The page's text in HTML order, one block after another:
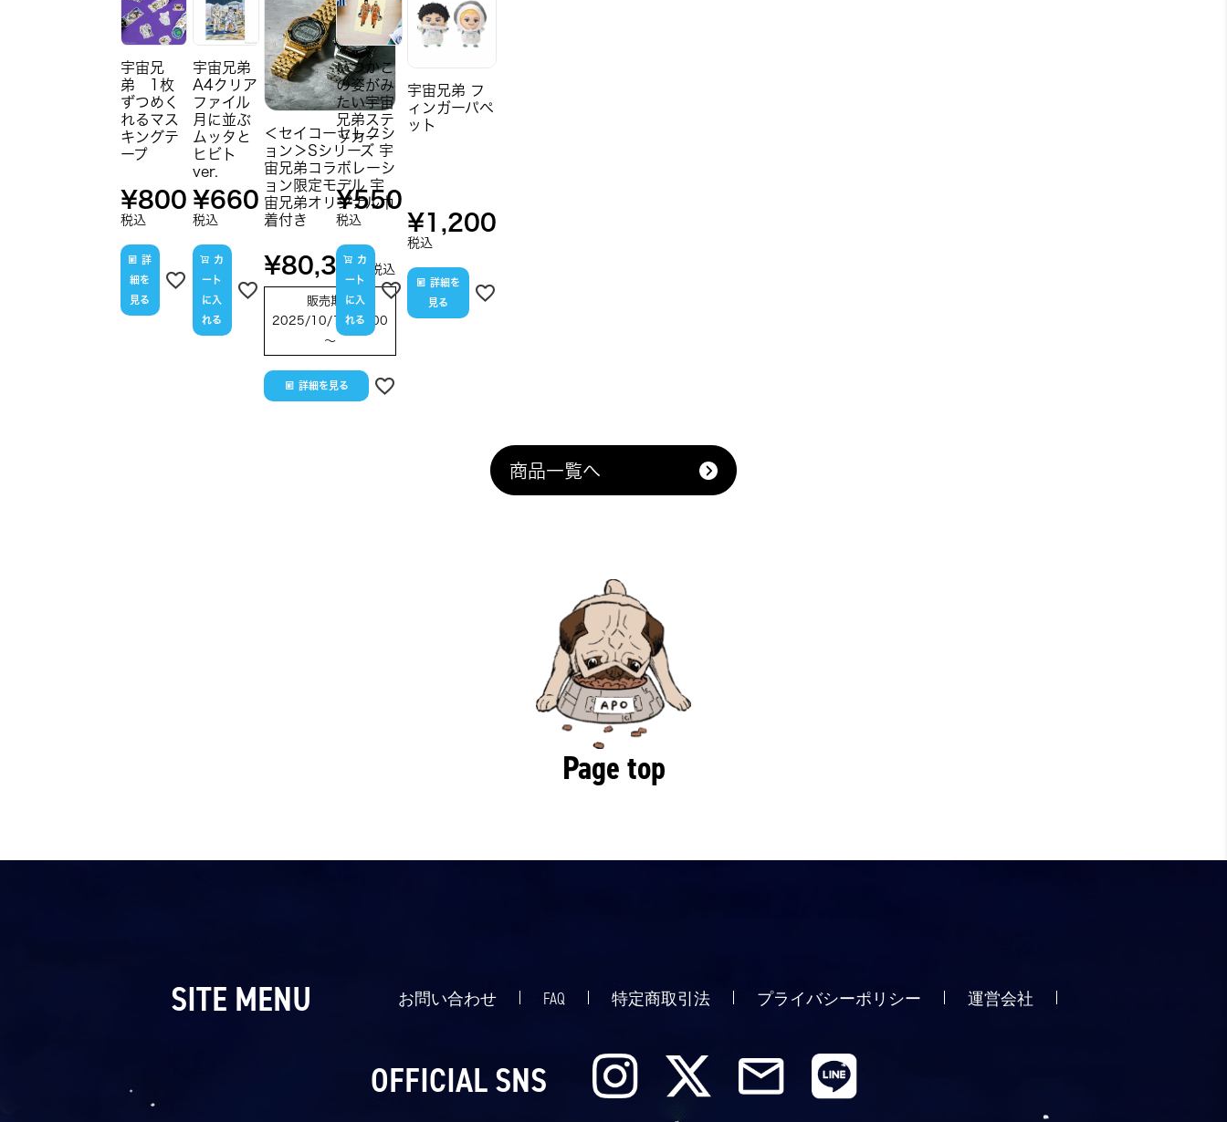
宇宙兄
弟 1枚
ずつめく
れるマス
キングテ
ープ
¥800
税込
詳
細を
見る
宇宙兄弟
A4クリア
ファイル
月に並ぶ
ムッタと
ヒビト
ver.
¥660
税込
カ
ート
に入
れる
＜セイコーセレクシ
ョン＞Sシリーズ 宇
宙兄弟コラボレーシ
ョン限定モデル 宇
宙兄弟オリジナル巾
着付き
¥80,300 税込
販売期間
2025/10/16 12:00
〜
詳細を見る
いつかこ
の姿がみ
たい宇宙
兄弟ステ
ッカー
¥550
税込
カ
ート
に入
れる
宇宙兄弟 フ
ィンガーパペ
ット
¥1,200
税込
詳細を
見る
商品一覧へ
Page top
SITE MENU お問い合わせ FAQ 特定商取引法 プライバシーポリシー 運営会社
OFFICIAL SNS